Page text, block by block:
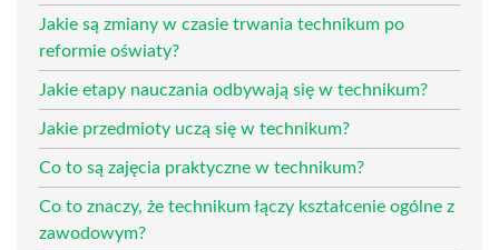
Jakie są zmiany w czasie trwania technikum po
reformie oświaty?
Jakie etapy nauczania odbywają się w technikum?
Jakie przedmioty uczą się w technikum?
Co to są zajęcia praktyczne w technikum?
Co to znaczy, że technikum łączy kształcenie ogólne z
zawodowym?